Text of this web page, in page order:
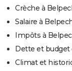
Crèche à
Salaire à
Impôts à
Dette et budget
Climat et